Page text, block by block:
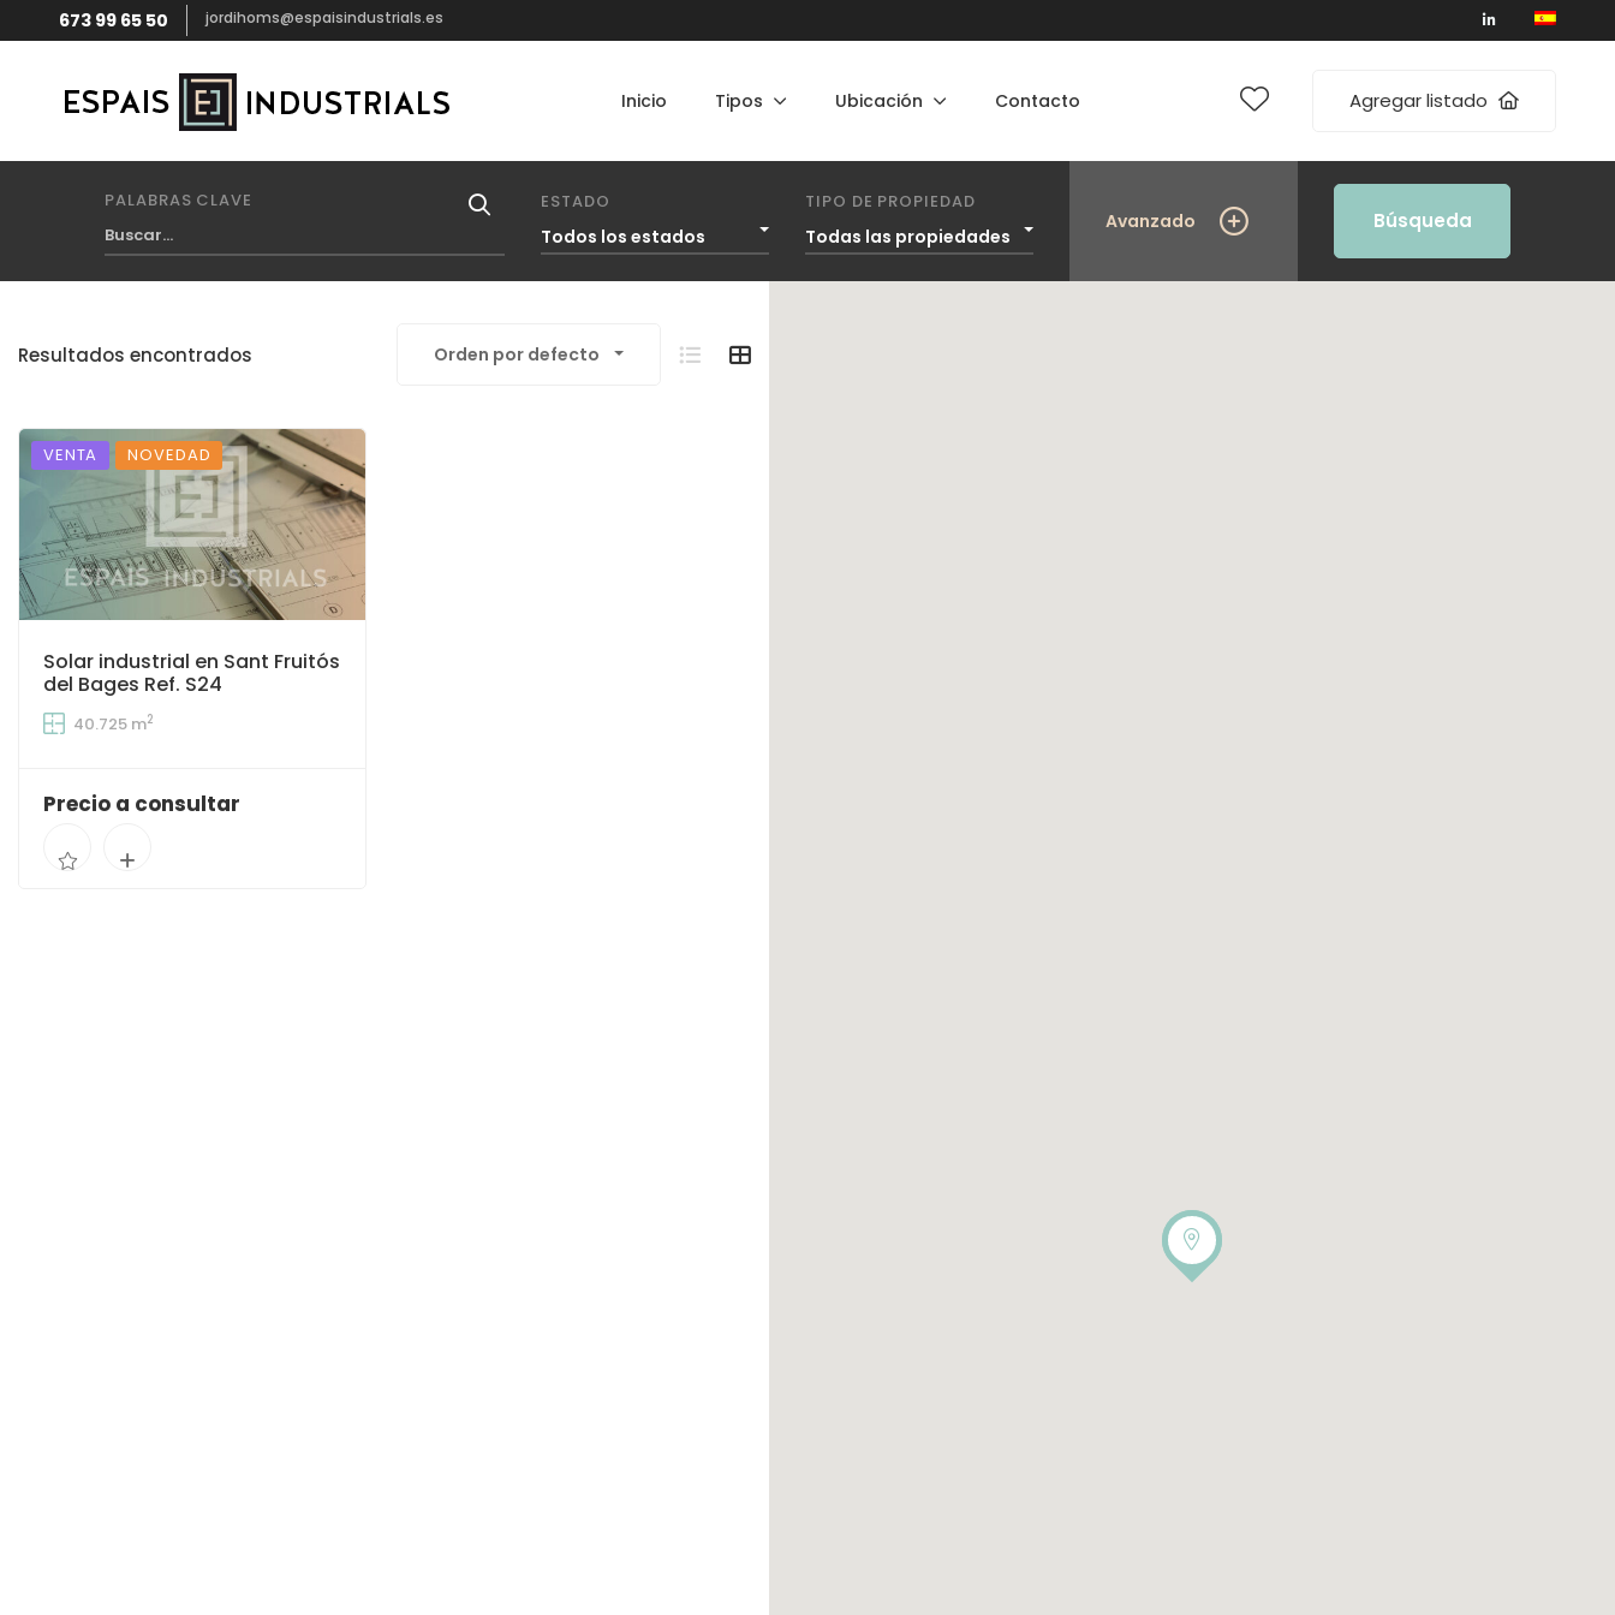
673 99 65 50 jordihoms@espaisindustrials.es
Inicio Tipos Ubicación Contacto Agregar listado
PALABRAS CLAVE ESTADO
Todos los estados
TIPO DE PROPIEDAD
Todas las propiedades
Avanzado Búsqueda
Resultados encontrados Orden por defecto
VENTA NOVEDAD
Solar industrial en Sant Fruitós
del Bages Ref. S24
40.725 m2
Precio a consultar